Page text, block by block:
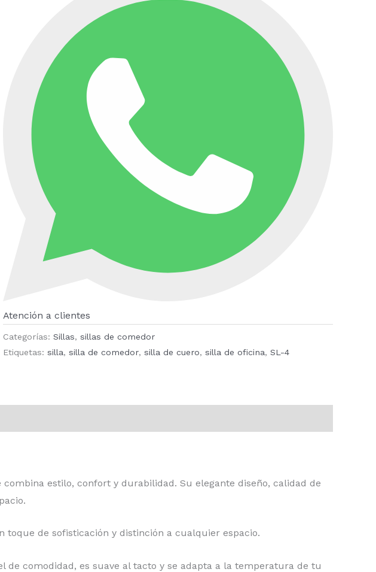
Atención a clientes
Categorías: Sillas, sillas de comedor
Etiquetas: silla, silla de comedor, silla de cuero, silla de oficina, SL-4
estilo, confort y durabilidad. Su elegante diseño, calidad de
de sofisticación y distinción a cualquier espacio.
comodidad, es suave al tacto y se adapta a la temperatura de tu